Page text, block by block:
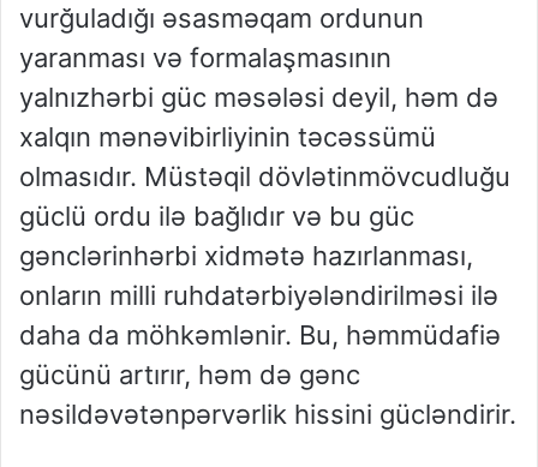
vurğuladığı əsasməqam ordunun
yaranması və formalaşmasının
yalnızhərbi güc məsələsi deyil, həm də
xalqın mənəvibirliyinin təcəssümü
olmasıdır. Müstəqil dövlətinmövcudluğu
güclü ordu ilə bağlıdır və bu güc
gənclərinhərbi xidmətə hazırlanması,
onların milli ruhdatərbiyələndirilməsi ilə
daha da möhkəmlənir. Bu, həmmüdafiə
gücünü artırır, həm də gənc
nəsildəvətənpərvərlik hissini gücləndirir.